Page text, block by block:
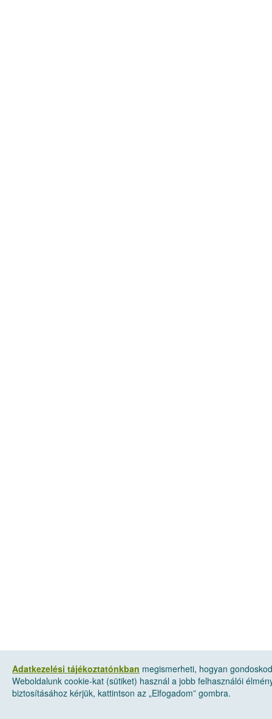
Adatkezelési tájékoztatónkban megismerheti, hogyan
Weboldalunk cookie-kat (sütiket) használ a jobb felhasználói
biztosításához kérjük, kattintson az „Elfogadom” gombra.